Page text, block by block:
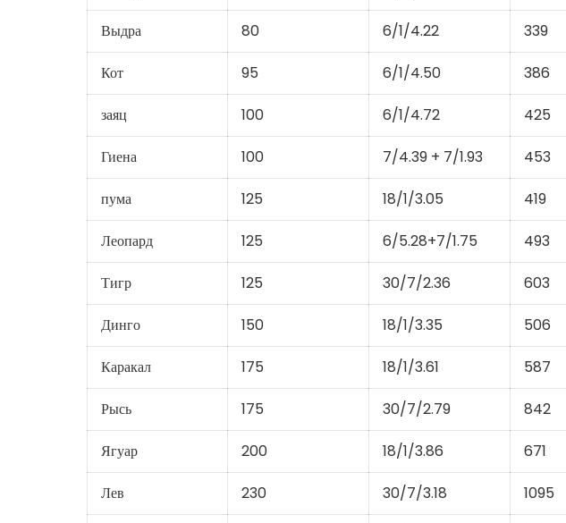
Выдра 80 6/1/4.22 339
Кот 95 6/1/4.50 386
заяц 100 6/1/4.72 425
Гиена 100 7/4.39 + 7/1.93 453
пума 125 18/1/3.05 419
Леопард 125 6/5.28+7/1.75 493
Тигр 125 30/7/2.36 603
Динго 150 18/1/3.35 506
Каракал 175 18/1/3.61 587
Рысь 175 30/7/2.79 842
Ягуар 200 18/1/3.86 671
Лев 230 30/7/3.18 1095